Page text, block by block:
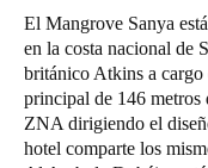
Germany
Deutsch
El Mangrove Sanya
en la costa nacional de
británico Atkins a
principal de 146 metros
ZNA dirigiendo el
hotel comparte los